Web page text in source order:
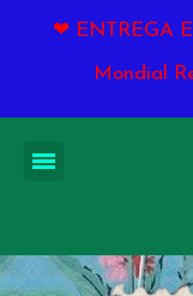
❤ ENTREGA
Mondial